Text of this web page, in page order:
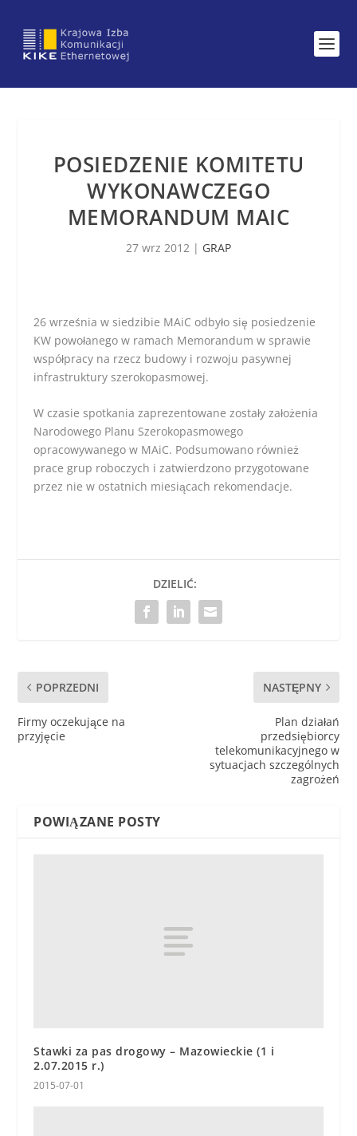
POSIEDZENIE KOMITETU
WYKONAWCZEGO
MEMORANDUM MAIC
27 wrz 2012 | GRAP
26 września w siedzibie MAiC odbyło się posiedzenie
KW powołanego w ramach Memorandum w sprawie
współpracy na rzecz budowy i rozwoju pasywnej
infrastruktury szerokopasmowej.
W czasie spotkania zaprezentowane zostały założenia
Narodowego Planu Szerokopasmowego
opracowywanego w MAiC. Podsumowano również
prace grup roboczych i zatwierdzono przygotowane
przez nie w ostatnich miesiącach rekomendacje.
DZIELIĆ:
POPRZEDNI
Firmy oczekujące na
przyjęcie
NASTĘPNY
Plan działań
przedsiębiorcy
telekomunikacyjnego w
sytuacjach szczególnych
zagrożeń
POWIĄZANE POSTY
Stawki za pas drogowy – Mazowieckie (1 i
2.07.2015 r.)
2015-07-01